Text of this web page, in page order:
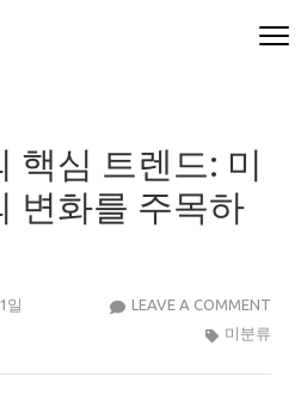
핵심 트렌드: 미
변화를 주목하
일 LEAVE A COMMENT
미분류